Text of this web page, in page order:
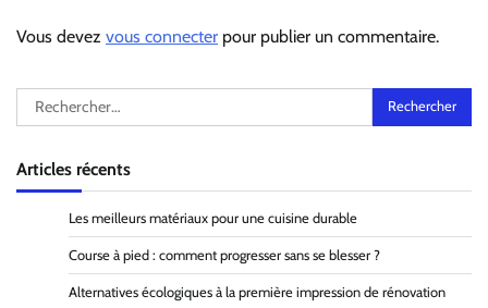
Vous devez vous connecter pour publier un commentaire.
Rechercher :
Articles récents
Les meilleurs matériaux pour une cuisine durable
Course à pied : comment progresser sans se blesser ?
Alternatives écologiques à la première impression de rénovation